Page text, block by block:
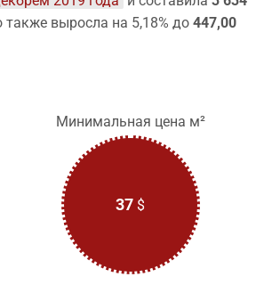
выросла на 5,18% до 447,00
Минимальная цена м²
37 $